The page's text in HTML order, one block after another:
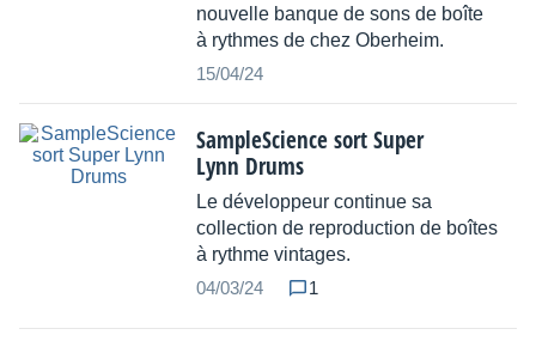
nouvelle banque de sons de boîte
à rythmes de chez Oberheim.
15/04/24
SampleScience sort Super
Lynn Drums
Le développeur continue sa
collection de reproduction de boîtes
à rythme vintages.
04/03/24
1